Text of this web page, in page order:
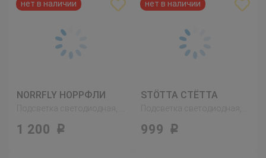
NORRFLY НОРРФЛИ
1 200 Р
STÖTTA СТЁТТА
999 Р